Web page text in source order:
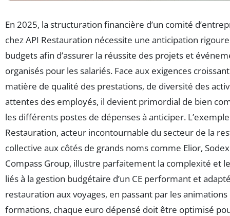
En 2025, la structuration financière d’un comité
chez API Restauration nécessite une anticipation
budgets afin d’assurer la réussite des projets et
organisés pour les salariés. Face aux exigences
matière de qualité des prestations, de diversité des
attentes des employés, il devient primordial de bien
les différents postes de dépenses à anticiper. L’exemple
Restauration, acteur incontournable du secteur de la
collective aux côtés de grands noms comme Elior,
Compass Group, illustre parfaitement la complexité et
liés à la gestion budgétaire d’un CE performant et
restauration aux voyages, en passant par les animations
formations, chaque euro dépensé doit être optimisé